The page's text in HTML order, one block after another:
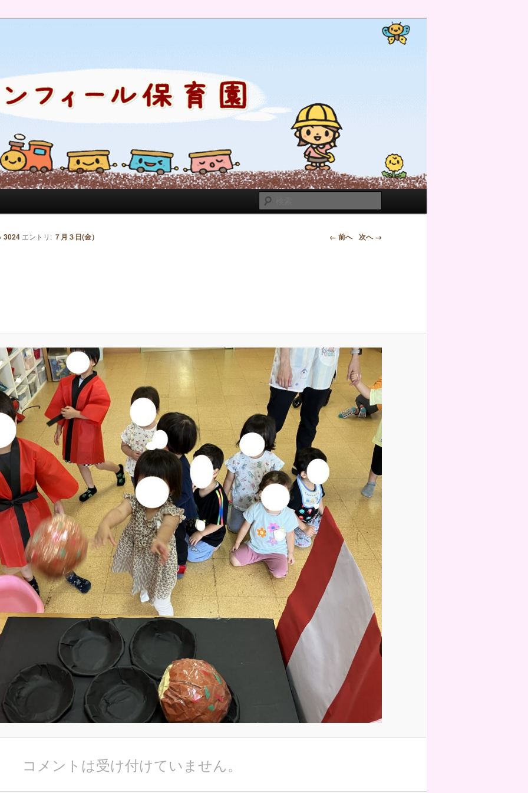
索
← 前へ 次へ →
3024 エントリ: ７月３日(金）
コメントは受け付けていません。